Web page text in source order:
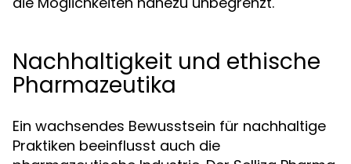
Nachhaltigkeit und ethische
Pharmazeutika
Ein wachsendes Bewusstsein für nachhaltige
Praktiken beeinflusst auch die